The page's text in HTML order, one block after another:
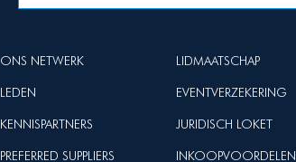
ONS NETWERK
LEDEN
KENNISPARTNERS
PREFERRED SUPPLIERS
LIDMAATSCHAP
EVENTVERZEKERING
JURIDISCH LOKET
INKOOPVOORDELEN